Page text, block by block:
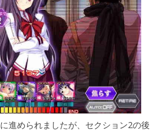
進められましたが、セクション2の後